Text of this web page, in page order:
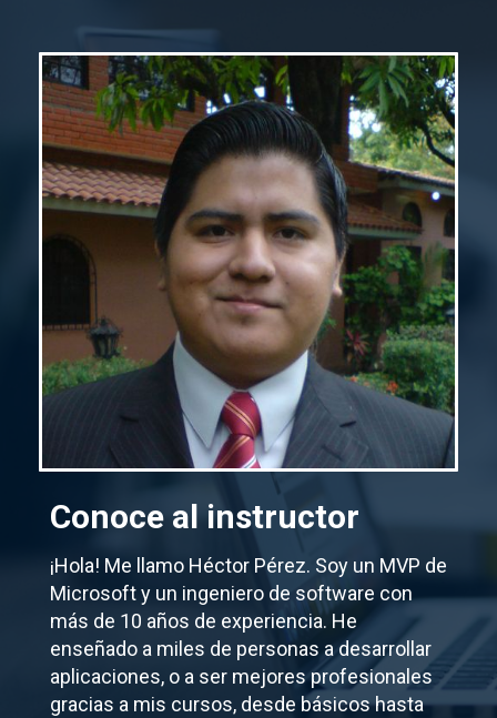
Conoce al instructor
¡Hola! Me llamo Héctor Pérez. Soy un MVP de
Microsoft y un ingeniero de software con
más de 10 años de experiencia. He
enseñado a miles de personas a desarrollar
aplicaciones, o a ser mejores profesionales
gracias a mis cursos, desde básicos hasta